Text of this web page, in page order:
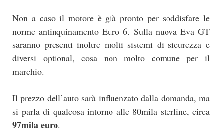
Non a caso il motore è già pronto per soddisfare le
norme antinquinamento Euro 6. Sulla nuova Eva GT
saranno presenti inoltre molti sistemi di sicurezza e
diversi optional, cosa non molto comune per il
marchio.
Il prezzo dell’auto sarà influenzato dalla domanda, ma
si parla di qualcosa intorno alle 80mila sterline, circa
97mila euro.